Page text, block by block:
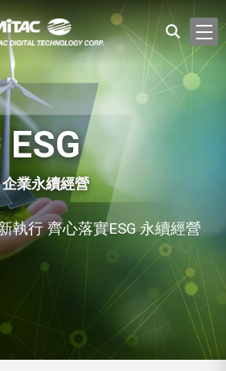
ESG
企業永續經營
執行 齊心落實ESG 永續經營